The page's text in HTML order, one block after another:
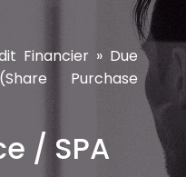
Financier » Due
Purchase
/ SPA